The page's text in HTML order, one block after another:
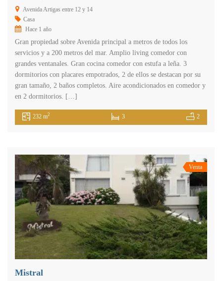
Avenida Artigas entre 12 y 14
Casa
Hace 1 año
Gran propiedad sobre Avenida principal a metros de todos los
servicios y a 200 metros del mar. Amplio living comedor con
grandes ventanales. Gran cocina comedor con estufa a leña. 3
dormitorios con placares empotrados, 2 de ellos se destacan por su
gran tamaño, 2 baños completos. Aire acondicionados en comedor y
en 2 dormitorios. […]
232 m2 3 2
Venta
Mistral